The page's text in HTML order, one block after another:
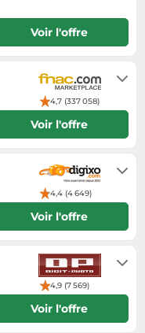
Voir l'offre
4,7 (337 058)
Voir l'offre
4,4 (4 649)
Voir l'offre
4,9 (7 569)
Voir l'offre